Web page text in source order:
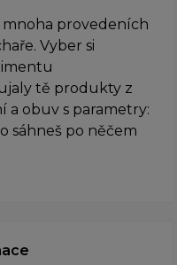
mnoha provedeních
Vyber si
tě produkty z
a obuv s parametry:
sáhneš po něčem